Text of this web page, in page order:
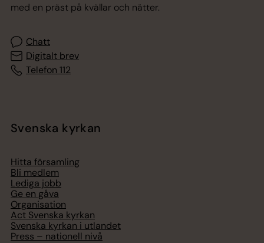
med en präst på kvällar och nätter.
Chatt
Digitalt brev
Telefon 112
Svenska kyrkan
Hitta församling
Bli medlem
Lediga jobb
Ge en gåva
Organisation
Act Svenska kyrkan
Svenska kyrkan i utlandet
Press – nationell nivå